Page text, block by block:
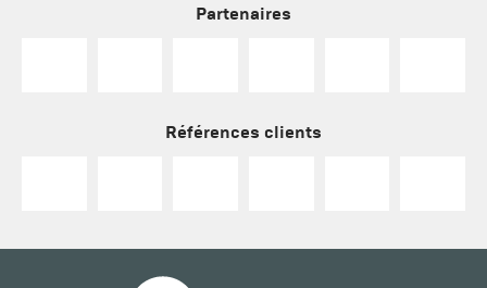
Partenaires
Références clients